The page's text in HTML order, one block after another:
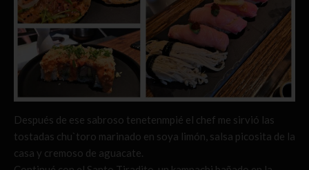
Después de ese sabroso tenetenmpié el chef me sirvió las
tostadas chu`toro marinado en soya limón, salsa picosita de la
casa y cremoso de aguacate.